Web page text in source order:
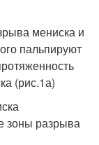
мениска и
пальпируют
(рис.1а)
зоны разрыва